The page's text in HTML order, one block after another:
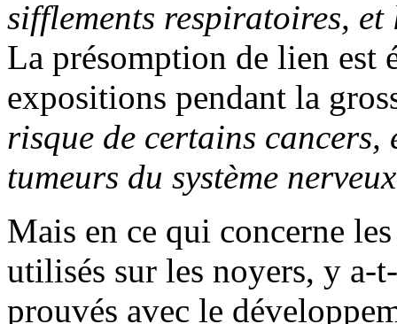
sifflements respiratoires,
La présomption de lien est
expositions pendant la
risque de certains
tumeurs du système
Mais en ce qui concerne
utilisés sur les noyers, y
prouvés avec le